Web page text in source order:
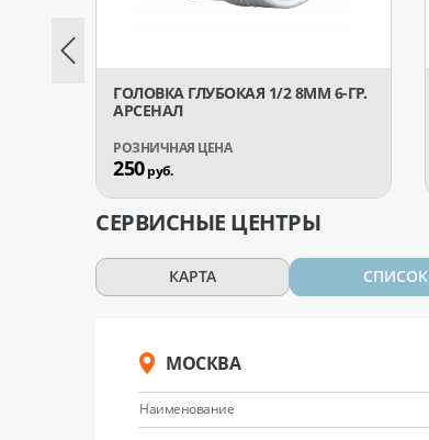
ГОЛОВКА ГЛУБОКАЯ 1/2 8ММ 6-ГР.
АРСЕНАЛ
250руб.
СЕРВИСНЫЕ ЦЕНТРЫ
КАРТА СПИСОК
МОСКВА
Наименование